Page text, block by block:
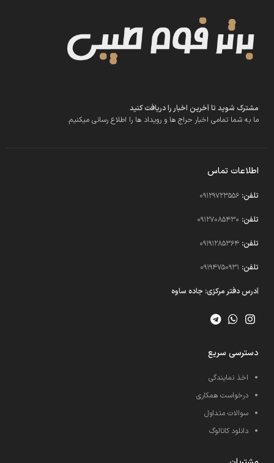
مشترک شوید تا آخرین اخبار را دریافت کنید
ما به شما تمامی اخبار حراج ها و رویداد ها را اطلاع رسانی میکنیم.
اطلاعات تماس
تلفن: 09129723556
تلفن:
تلفن: 09191285364
تلفن:
آدرس دفتر مرکزی: جاده ساوه
دسترسی سریع
اخذ نمایندگی
درخواست همکاری
سوالات متداول
دانلود کاتالوگ